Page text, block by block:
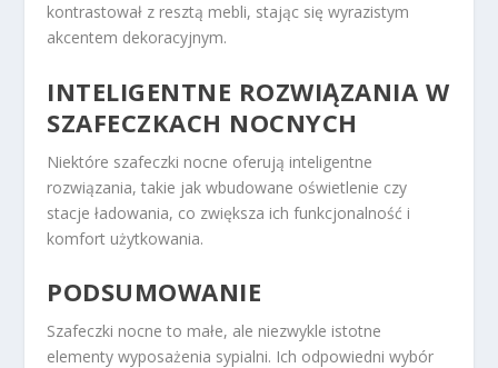
kontrastował z resztą mebli, stając się wyrazistym
akcentem dekoracyjnym.
INTELIGENTNE ROZWIĄZANIA W
SZAFECZKACH NOCNYCH
Niektóre szafeczki nocne oferują inteligentne
rozwiązania, takie jak wbudowane oświetlenie czy
stacje ładowania, co zwiększa ich funkcjonalność i
komfort użytkowania.
PODSUMOWANIE
Szafeczki nocne to małe, ale niezwykle istotne
elementy wyposażenia sypialni. Ich odpowiedni wybór